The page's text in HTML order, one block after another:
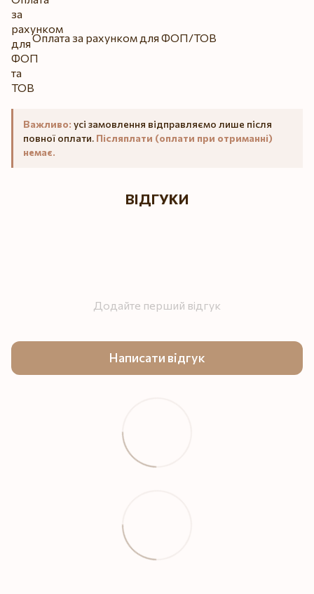
Оплата за рахунком для ФОП/ТОВ
Важливо: усі замовлення відправляємо лише після
повної оплати. Післяплати (оплати при отриманні)
немає.
ВІДГУКИ
Додайте перший відгук
Написати відгук